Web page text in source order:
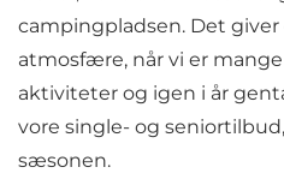
campingpladsen. Det
atmosfære, når vi er
aktiviteter og igen i år
vore single- og
sæsonen.